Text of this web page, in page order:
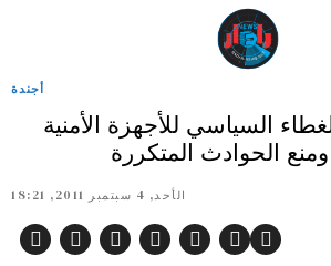
أجندة
السياسي للأجهزة الأمنية
الحوادث المتكررة
الأحد, 4 سبتمبر 2011, 18:21